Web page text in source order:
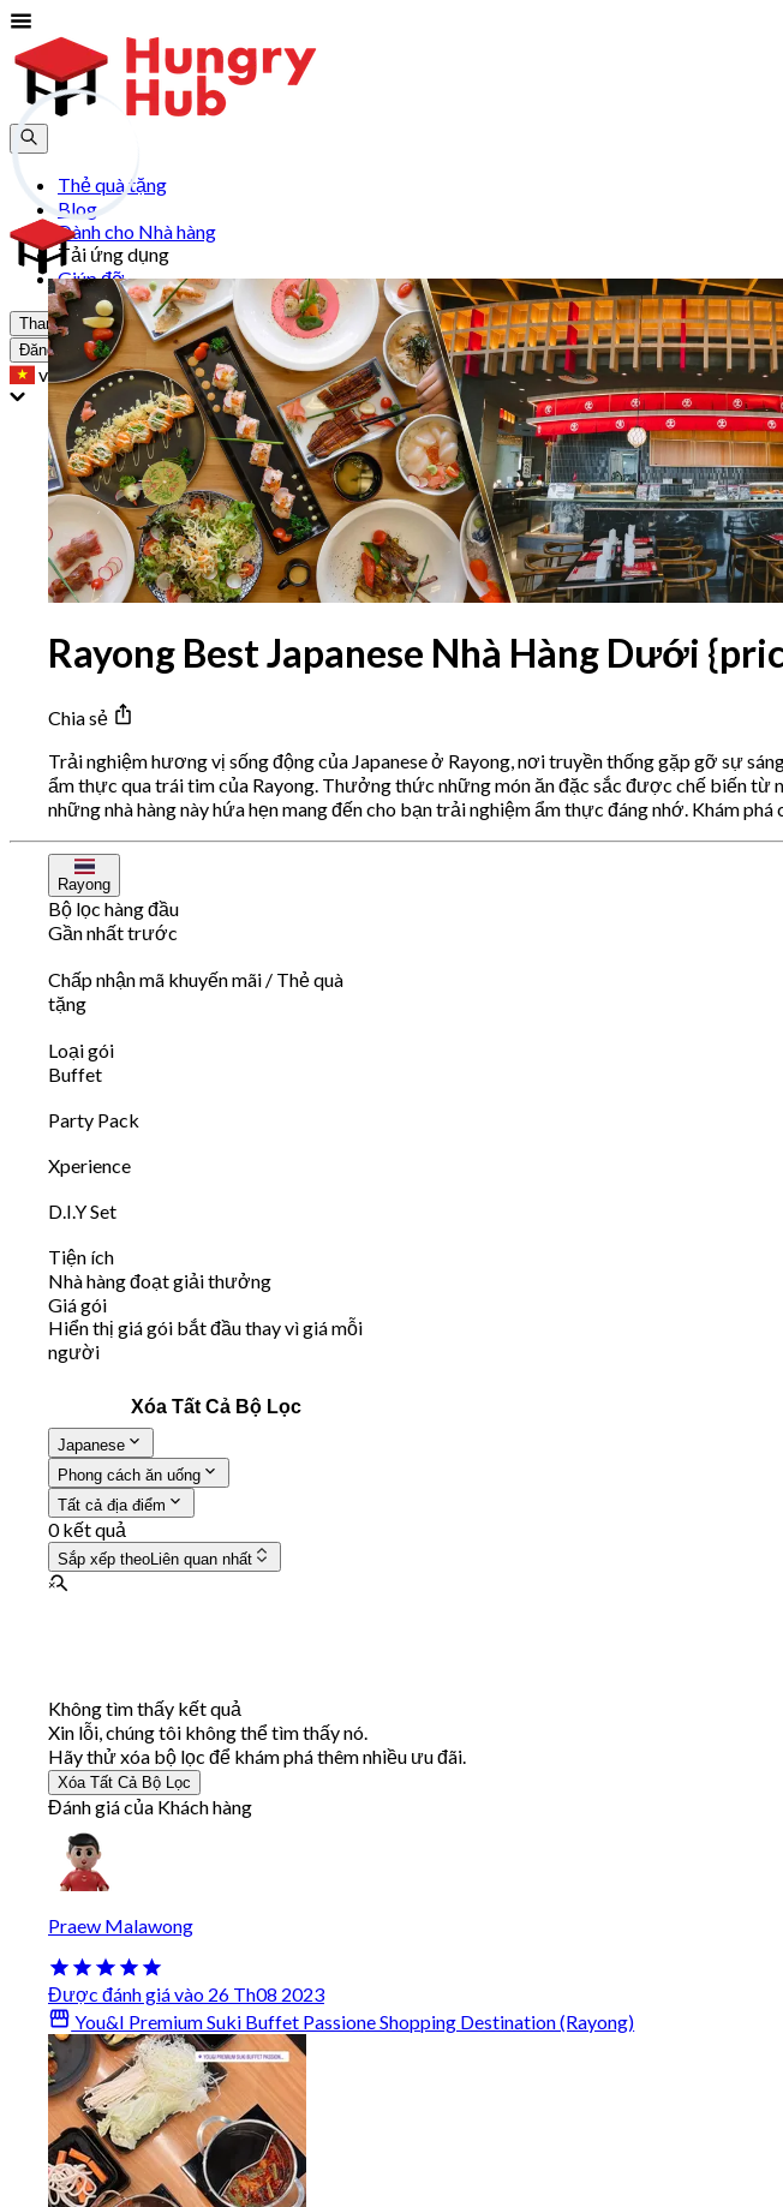
Thẻ quà tặng
Blog
Dành cho Nhà hàng
Tải ứng dụng
Giúp đỡ
Tham gia
Đăng Nhập
vn
Rayong Best Japanese Nhà Hàng Dưới
Chia sẻ
Trải nghiệm hương vị sống động của Japanese ở Rayong, nơi truyền thống gặp gỡ sự
ẩm thực qua trái tim của Rayong. Thưởng thức những món ăn đặc sắc được chế biến
những nhà hàng này hứa hẹn mang đến cho bạn trải nghiệm ẩm thực đáng nhớ. Khám
Rayong
Bộ lọc hàng đầu
Gần nhất trước
Chấp nhận mã khuyến mãi / Thẻ quà
tặng
Loại gói
Buffet
Party Pack
Xperience
D.I.Y Set
Tiện ích
Nhà hàng đoạt giải thưởng
Giá gói
Hiển thị giá gói bắt đầu thay vì giá mỗi
người
Xóa Tất Cả Bộ Lọc
Japanese
Phong cách ăn uống
Tất cả địa điểm
0 kết quả
Sắp xếp theoLiên quan nhất
Không tìm thấy kết quả
Xin lỗi, chúng tôi không thể tìm thấy nó.
Hãy thử xóa bộ lọc để khám phá thêm nhiều ưu đãi.
Xóa Tất Cả Bộ Lọc
Đánh giá của Khách hàng
Praew Malawong
Được đánh giá vào 26 Th08 2023
You&I Premium Suki Buffet Passione Shopping Destination (Rayong)